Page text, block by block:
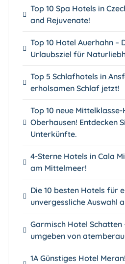
Top 10 Spa Hotels in
and Rejuvenate!
Top 10 Hotel Auerhahn –
Urlaubsziel für
Top 5 Schlafhotels in
erholsamen Schlaf jetzt!
Top 10 neue
Oberhausen! Entdecken
Unterkünfte.
4-Sterne Hotels in Cala
am Mittelmeer!
Die 10 besten Hotels für
unvergessliche Auswahl
Garmisch Hotel Schatten
umgeben von
1A Günstiges Hotel